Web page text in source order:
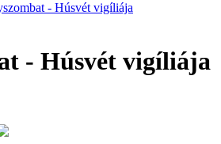
- Húsvét vigíliája
- Húsvét vigíliája